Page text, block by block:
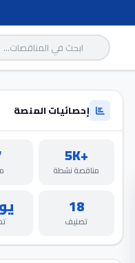
إحصائيات المنصة
+5K
مناقصة نشطة
18
تصنيف